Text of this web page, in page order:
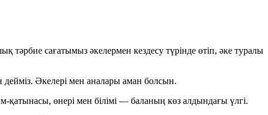
тәрбие сағатымыз әкелермен кездесу түрінде өтіп, әке туралы
Әкелері мен аналары аман болсын.
қатынасы, өнері мен білімі — баланың көз алдындағы үлгі.